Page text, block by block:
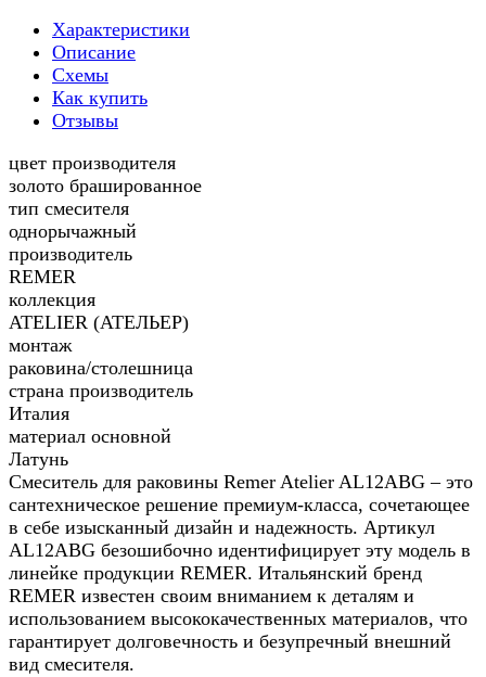
Характеристики
Описание
Схемы
Как купить
Отзывы
цвет производителя
золото брашированное
тип смесителя
однорычажный
производитель
REMER
коллекция
ATELIER (АТЕЛЬЕР)
монтаж
раковина/столешница
страна производитель
Италия
материал основной
Латунь
Смеситель для раковины Remer Atelier AL12ABG – это
сантехническое решение премиум-класса, сочетающее
в себе изысканный дизайн и надежность. Артикул
AL12ABG безошибочно идентифицирует эту модель в
линейке продукции REMER. Итальянский бренд
REMER известен своим вниманием к деталям и
использованием высококачественных материалов, что
гарантирует долговечность и безупречный внешний
вид смесителя.